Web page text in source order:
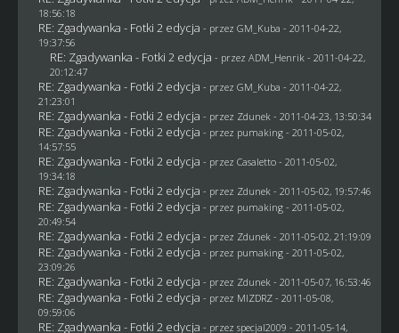
18:56:18
RE: Zgadywanka - Fotki 2 edycja - przez GM_Kuba - 2011-04-22,
19:37:56
RE: Zgadywanka - Fotki 2 edycja - przez ADM_Henrik - 2011-04-22,
20:12:47
RE: Zgadywanka - Fotki 2 edycja - przez GM_Kuba - 2011-04-22,
21:23:01
RE: Zgadywanka - Fotki 2 edycja - przez Zdunek - 2011-04-23, 13:50:34
RE: Zgadywanka - Fotki 2 edycja - przez pumaking- 2011-05-02,
14:57:55
RE: Zgadywanka - Fotki 2 edycja - przez Casaletto- 2011-05-02,
19:34:18
RE: Zgadywanka - Fotki 2 edycja - przez Zdunek - 2011-05-02, 19:57:46
RE: Zgadywanka - Fotki 2 edycja - przez pumaking- 2011-05-02,
20:49:54
RE: Zgadywanka - Fotki 2 edycja - przez Zdunek - 2011-05-02, 21:19:09
RE: Zgadywanka - Fotki 2 edycja - przez pumaking- 2011-05-02,
23:09:26
RE: Zgadywanka - Fotki 2 edycja - przez Zdunek - 2011-05-07, 16:53:46
RE: Zgadywanka - Fotki 2 edycja - przez MIZDRZ- 2011-05-08,
09:59:06
RE: Zgadywanka - Fotki 2 edycja - przez specjal2009 - 2011-05-14,